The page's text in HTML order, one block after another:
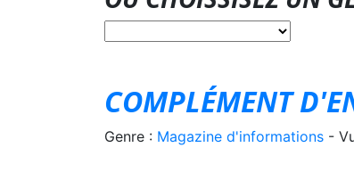
COMPLÉMENT
Genre : Magazine d'informations -